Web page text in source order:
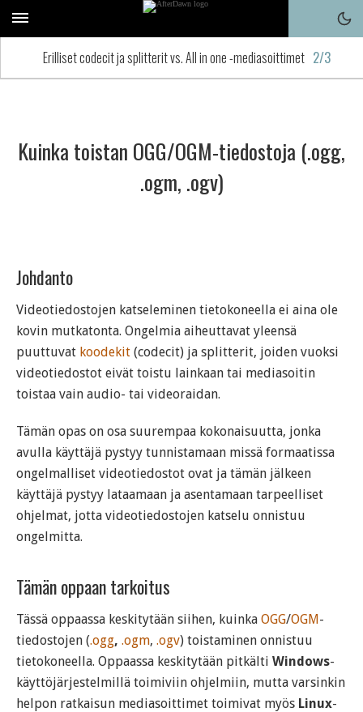
2/3
Erilliset codecit ja splitterit vs. All in one -mediasoittimet
Kuinka toistan OGG/OGM-tiedostoja (.ogg,
.ogm, .ogv)
Johdanto
Videotiedostojen katseleminen tietokoneella ei aina ole
kovin mutkatonta. Ongelmia aiheuttavat yleensä
puuttuvat koodekit (codecit) ja splitterit, joiden vuoksi
videotiedostot eivät toistu lainkaan tai mediasoitin
toistaa vain audio- tai videoraidan.
Tämän opas on osa suurempaa kokonaisuutta, jonka
avulla käyttäjä pystyy tunnistamaan missä formaatissa
ongelmalliset videotiedostot ovat ja tämän jälkeen
käyttäjä pystyy lataamaan ja asentamaan tarpeelliset
ohjelmat, jotta videotiedostojen katselu onnistuu
ongelmitta.
Tämän oppaan tarkoitus
Tässä oppaassa keskitytään siihen, kuinka OGG/OGM-
tiedostojen (.ogg, .ogm, .ogv) toistaminen onnistuu
tietokoneella. Oppaassa keskitytään pitkälti Windows-
käyttöjärjestelmillä toimiviin ohjelmiin, mutta varsinkin
helpon ratkaisun mediasoittimet toimivat myös Linux-